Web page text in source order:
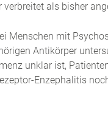
als bisher
Menschen mit
Antikörper
unklar ist,
Enzephalitis